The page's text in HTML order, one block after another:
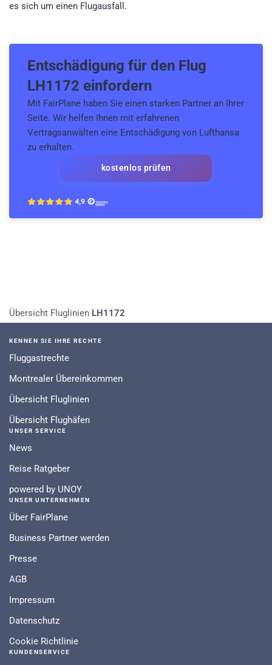
es sich um einen Flugausfall.
Entschädigung für den Flug
LH1172 einfordern
Mit FairPlane haben Sie einen starken Partner an Ihrer
Seite. Wir helfen Ihnen mit erfahrenen
Vertragsanwälten eine Entschädigung von Lufthansa
zu erhalten.
kostenlos prüfen
Übersicht Fluglinien LH1172
KENNEN SIE IHRE RECHTE
Fluggastrechte
Montrealer Übereinkommen
Übersicht Fluglinien
Übersicht Flughäfen
UNSER SERVICE
News
Reise Ratgeber
powered by UNOY
UNSER UNTERNEHMEN
Über FairPlane
Business Partner werden
Presse
AGB
Impressum
Datenschutz
Cookie Richtlinie
KUNDENSERVICE